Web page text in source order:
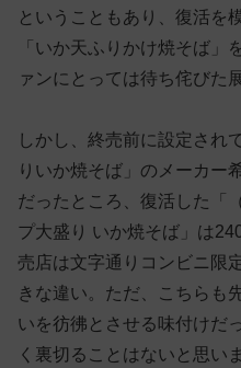
ということもあり、復活を
「いか天ふりかけ焼そば」
ァンにとっては待ち侘びた
しかし、終売前に設定され
りいか焼そば」のメーカー
だったところ、復活した「
プ大盛り いか焼そば」は
売店は文字通りコンビニ限
きな違い。ただ、こちらも
いを彷彿とさせる味付けだ
く裏切ることはないと思い